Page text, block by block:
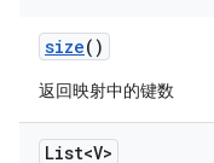
size()
返回映射中的键数
List<V>